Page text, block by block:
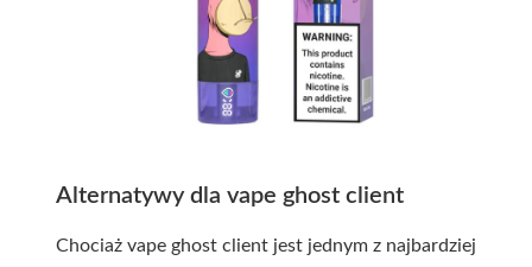
Alternatywy dla vape ghost client
Chociaż vape ghost client jest jednym z najbardziej